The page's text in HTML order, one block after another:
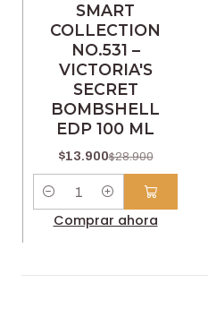
SMART
COLLECTION
NO.531 –
VICTORIA'S
SECRET
BOMBSHELL
EDP 100 ML
$13.900$28.900
Comprar ahora